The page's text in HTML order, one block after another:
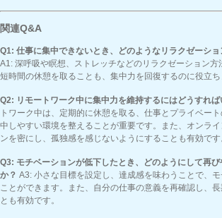
関連Q&A
Q1: 仕事に集中できないとき、どのようなリラクゼーシ
A1: 深呼吸や瞑想、ストレッチなどのリラクゼーション方
短時間の休憩を取ることも、集中力を回復するのに役立ち
Q2: リモートワーク中に集中力を維持するにはどうすれば
トワーク中は、定期的に休憩を取る、仕事とプライベー
中しやすい環境を整えることが重要です。また、オンラ
ンを密にし、孤独感を感じないようにすることも有効です
Q3: モチベーションが低下したとき、どのようにして再
か？ A3: 小さな目標を設定し、達成感を味わうことで、
ことができます。また、自分の仕事の意義を再確認し、
とも有効です。